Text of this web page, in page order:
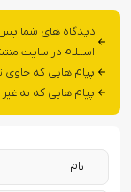
دیدگاه های شما پس
اســلام در سایت
پیام هایی که حاوی
پیام هایی که به